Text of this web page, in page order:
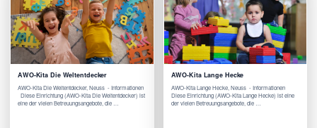
AWO-Kita Die Weltentdecker
AWO-Kita Die Weltentdecker, Neuss - Informationen
Diese Einrichtung (AWO-Kita Die Weltentdecker) ist
eine der vielen Betreuungsangebote, die …
AWO-Kita Lange Hecke
AWO-Kita Lange Hecke, Neuss - Informationen
Diese Einrichtung (AWO-Kita Lange Hecke) ist eine
der vielen Betreuungsangebote, die …